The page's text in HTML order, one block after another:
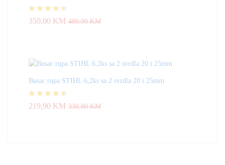
Ocjenjeno
350,00 KM 480,00KM
Busac rupa STIHL 6,2ks sa 2 svrdla 20 i 25mm
Ocjenjeno
219,90 KM 330,00KM